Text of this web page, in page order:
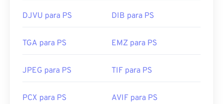
DJVU para PS DIB para PS
TGA para PS EMZ para PS
JPEG para PS TIF para PS
PCX para PS AVIF para PS